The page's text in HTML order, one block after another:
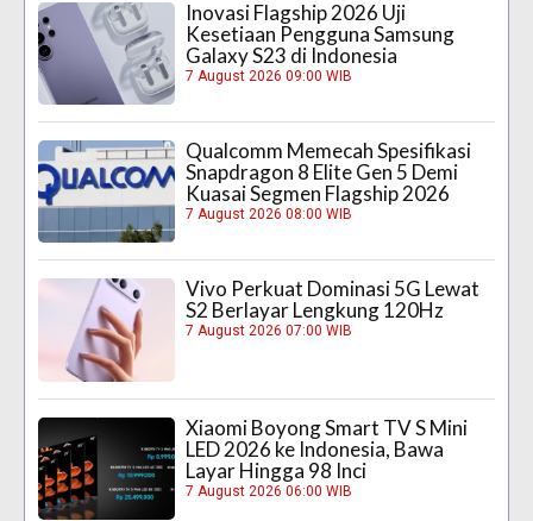
Inovasi Flagship 2026 Uji
Kesetiaan Pengguna Samsung
Galaxy S23 di Indonesia
7 August 2026 09:00 WIB
Qualcomm Memecah Spesifikasi
Snapdragon 8 Elite Gen 5 Demi
Kuasai Segmen Flagship 2026
7 August 2026 08:00 WIB
Vivo Perkuat Dominasi 5G Lewat
S2 Berlayar Lengkung 120Hz
7 August 2026 07:00 WIB
Xiaomi Boyong Smart TV S Mini
LED 2026 ke Indonesia, Bawa
Layar Hingga 98 Inci
7 August 2026 06:00 WIB